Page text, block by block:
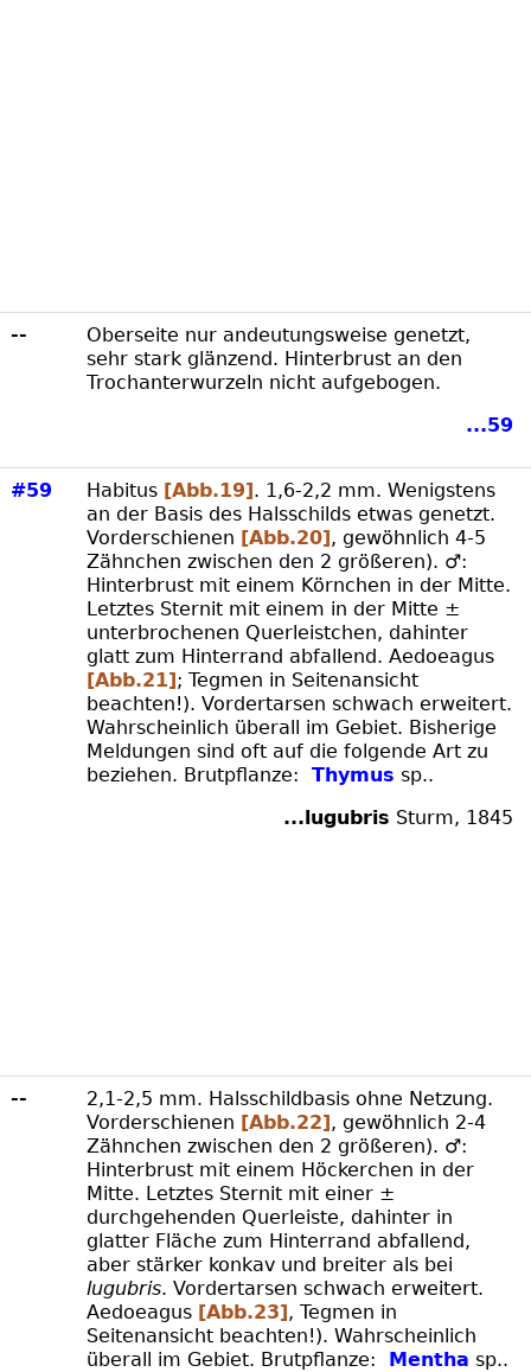
--
Oberseite nur andeutungsweise genetzt,
sehr stark glänzend. Hinterbrust an den
Trochanterwurzeln nicht aufgebogen.
...59
#59 Habitus [Abb.19]. 1,6-2,2 mm. Wenigstens
an der Basis des Halsschilds etwas genetzt.
Vorderschienen [Abb.20], gewöhnlich 4-5
Zähnchen zwischen den 2 größeren). ♂:
Hinterbrust mit einem Körnchen in der Mitte.
Letztes Sternit mit einem in der Mitte ±
unterbrochenen Querleistchen, dahinter
glatt zum Hinterrand abfallend. Aedoeagus
[Abb.21]; Tegmen in Seitenansicht
beachten!). Vordertarsen schwach erweitert.
Wahrscheinlich überall im Gebiet. Bisherige
Meldungen sind oft auf die folgende Art zu
beziehen. Brutpflanze:
Thymus sp..
...lugubris Sturm, 1845
--
2,1-2,5 mm. Halsschildbasis ohne Netzung.
Vorderschienen [Abb.22], gewöhnlich 2-4
Zähnchen zwischen den 2 größeren). ♂:
Hinterbrust mit einem Höckerchen in der
Mitte. Letztes Sternit mit einer ±
durchgehenden Querleiste, dahinter in
glatter Fläche zum Hinterrand abfallend,
aber stärker konkav und breiter als bei
lugubris. Vordertarsen schwach erweitert.
Aedoeagus [Abb.23], Tegmen in
Seitenansicht beachten!). Wahrscheinlich
überall im Gebiet. Brutpflanze:
Mentha sp..